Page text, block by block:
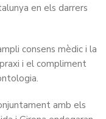
en els darrers
consens mèdic i la
i el compliment
amb els